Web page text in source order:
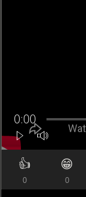
👍
0
😁
0